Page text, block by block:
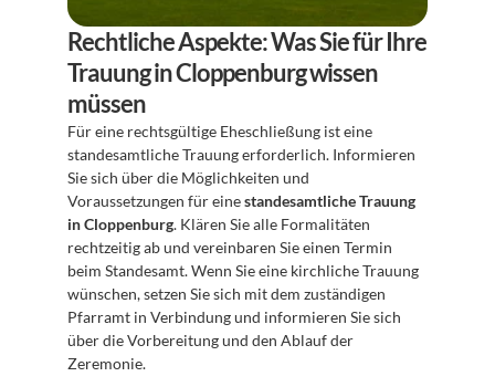
Rechtliche Aspekte: Was Sie für Ihre
Trauung in Cloppenburg wissen
müssen
Für eine rechtsgültige Eheschließung ist eine
standesamtliche Trauung erforderlich. Informieren
Sie sich über die Möglichkeiten und
Voraussetzungen für eine standesamtliche Trauung
in Cloppenburg. Klären Sie alle Formalitäten
rechtzeitig ab und vereinbaren Sie einen Termin
beim Standesamt. Wenn Sie eine kirchliche Trauung
wünschen, setzen Sie sich mit dem zuständigen
Pfarramt in Verbindung und informieren Sie sich
über die Vorbereitung und den Ablauf der
Zeremonie.